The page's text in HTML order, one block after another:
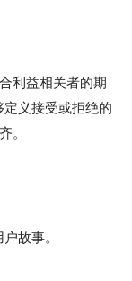
利益相关者的期
义接受或拒绝的
。
故事。